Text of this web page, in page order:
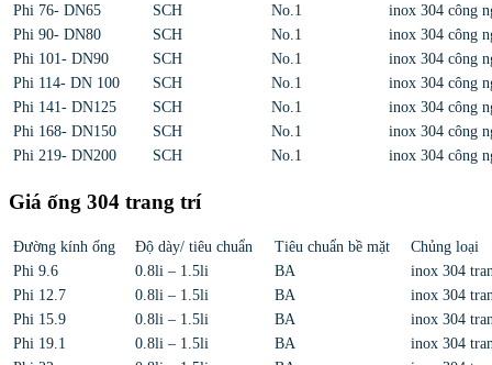
Phi 76- DN65
SCH No.1
inox 304 công
Phi 90- DN80
SCH No.1
inox 304 công
Phi 101- DN90
SCH No.1
inox 304 công
Phi 114- DN 100
SCH No.1
inox 304 công
Phi 141- DN125
SCH No.1
inox 304 công
Phi 168- DN150
SCH No.1
inox 304 công
Phi 219- DN200
SCH No.1 inox 304 công
Giá ống 304 trang trí
Đường kính ống Độ dày/ tiêu chuẩn Tiêu chuẩn bề mặt
Chủng loại
Phi 9.6
0.8li – 1.5li BA
inox 304
Phi 12.7
0.8li – 1.5li BA
inox 304
Phi 15.9
0.8li – 1.5li BA
inox 304
Phi 19.1
0.8li – 1.5li BA
inox 304